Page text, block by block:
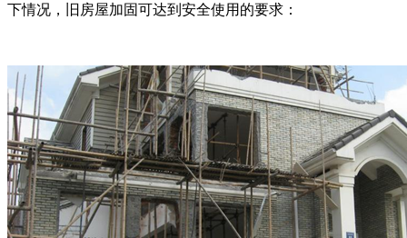
下情况，旧房屋加固可达到安全使用的要求：